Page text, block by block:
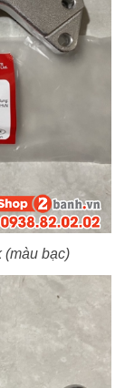
(màu bạc)